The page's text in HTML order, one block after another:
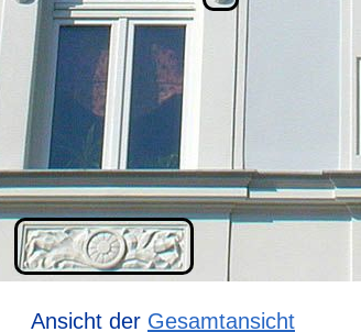
Ansicht der Gesamtansicht